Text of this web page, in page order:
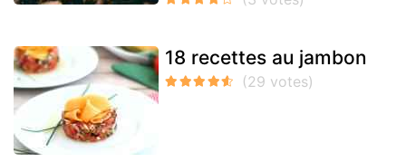
18 recettes au jambon